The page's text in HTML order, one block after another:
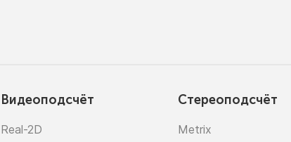
Видеоподсчёт
Real-2D
Стереоподсчёт
Metrix